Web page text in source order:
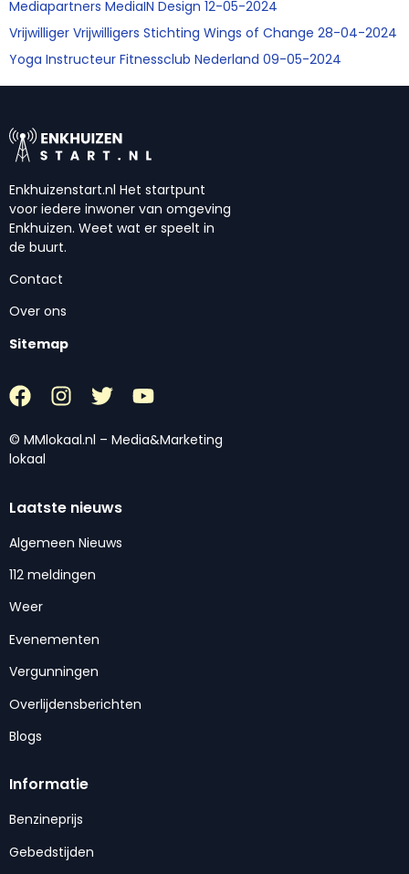
Mediapartners MediaIN Design 12-05-2024
Vrijwilliger Vrijwilligers Stichting Wings of Change 28-04-2024
Yoga Instructeur Fitnessclub Nederland 09-05-2024
Enkhuizenstart.nl Het startpunt
voor iedere inwoner van omgeving
Enkhuizen. Weet wat er speelt in
de buurt.
Contact
Over ons
Sitemap
© MMlokaal.nl – Media&Marketing
lokaal
Laatste nieuws
Algemeen Nieuws
112 meldingen
Weer
Evenementen
Vergunningen
Overlijdensberichten
Blogs
Informatie
Benzineprijs
Gebedstijden